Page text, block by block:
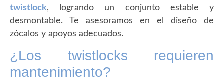
twistlock, logrando un conjunto estable y
desmontable. Te asesoramos en el diseño de
zócalos y apoyos adecuados.
¿Los twistlocks requieren
mantenimiento?